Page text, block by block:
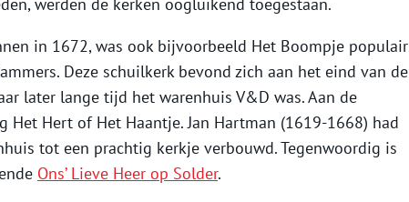
werden de kerken oogluikend toegestaan.
in 1672, was ook bijvoorbeeld Het Boompje populair
Deze schuilkerk bevond zich aan het eind van de
later lange tijd het warenhuis V&D was. Aan de
Het Hert of Het Haantje. Jan Hartman (1619-1668) had
tot een prachtig kerkje verbouwd. Tegenwoordig is
Ons’ Lieve Heer op Solder.